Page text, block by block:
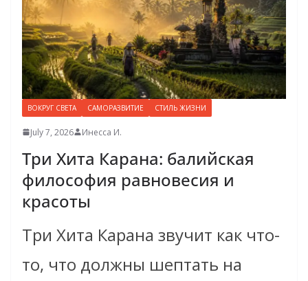
ВОКРУГ СВЕТА САМОРАЗВИТИЕ СТИЛЬ ЖИЗНИ
July 7, 2026 Инесса И.
Три Хита Карана: балийская
философия равновесия и
красоты
Три Хита Карана звучит как что-
то, что должны шептать на